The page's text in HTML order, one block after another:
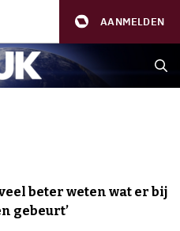
AANMELDEN
beter weten wat er bij
gebeurt’